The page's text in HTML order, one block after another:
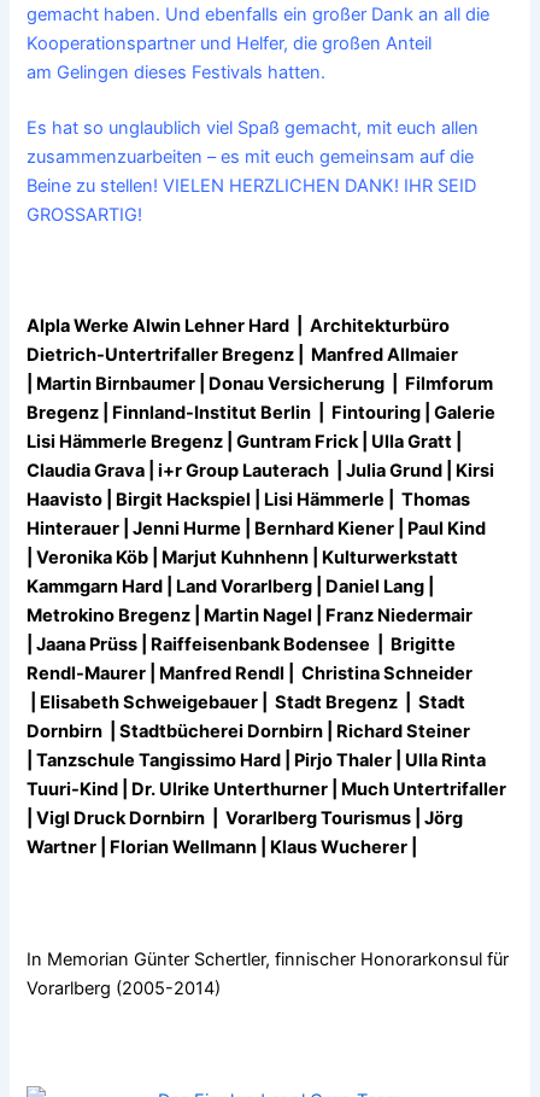
gemacht haben. Und ebenfalls ein großer Dank an all die
Kooperationspartner und Helfer, die großen Anteil
am Gelingen dieses Festivals hatten.
Es hat so unglaublich viel Spaß gemacht, mit euch allen
zusammenzuarbeiten – es mit euch gemeinsam auf die
Beine zu stellen! VIELEN HERZLICHEN DANK! IHR SEID
GROSSARTIG!
Alpla Werke Alwin Lehner Hard
Architekturbüro
Dietrich-Untertrifaller Bregenz |
Manfred Allmaier
Martin Birnbaumer | Donau Versicherung
Filmforum
Bregenz | Finnland-Institut Berlin
Fintouring |
Galerie
Lisi Hämmerle Bregenz |
Guntram Frick | Ulla Gratt |
Claudia Grava | i+r Group Lauterach
|Julia Grund | Kirsi
Haavisto | Birgit Hackspiel | Lisi Hämmerle |
Thomas
Hinterauer |
Jenni Hurme | Bernhard Kiener | Paul Kind
|Veronika Köb | Marjut Kuhnhenn | Kulturwerkstatt
Kammgarn Hard |
Land Vorarlberg | Daniel Lang |
Metrokino Bregenz |
Martin Nagel | Franz Niedermair
|Jaana Prüss | Raiffeisenbank Bodensee
Brigitte
Rendl-Maurer | Manfred Rendl | Christina Schneider
Elisabeth Schweigebauer |
Stadt Bregenz | Stadt
Dornbirn | Stadtbücherei Dornbirn | Richard Steiner
Tanzschule Tangissimo Hard | Pirjo Thaler |
Ulla Rinta
Tuuri-Kind | Dr. Ulrike Unterthurner | Much Untertrifaller
| Vigl Druck Dornbirn
Vorarlberg Tourismus |
Jörg
Wartner | Florian Wellmann | Klaus Wucherer |
In Memorian Günter Schertler, finnischer Honorarkonsul für
Vorarlberg (2005-2014)